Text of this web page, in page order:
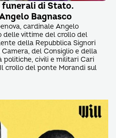
di Stato.
Bagnasco
cardinale Angelo
delle vittime del crollo del
della Repubblica Signori
del Consiglio e della
civili e militari Cari
crollo del ponte Morandi sul